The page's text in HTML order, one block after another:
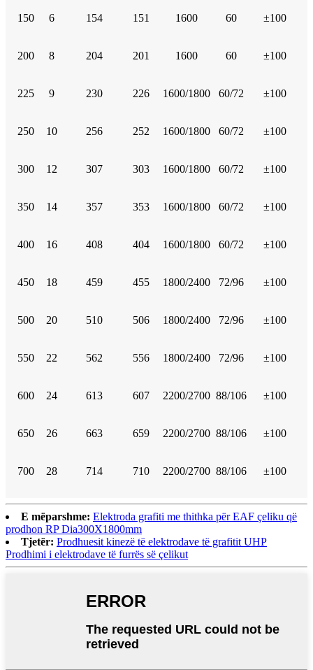
150 6 154 151 1600 60 ±100
200 8 204 201 1600 60 ±100
225 9 230 226 1600/1800 60/72 ±100
250 10 256 252 1600/1800 60/72 ±100
300 12 307 303 1600/1800 60/72 ±100
350 14 357 353 1600/1800 60/72 ±100
400 16 408 404 1600/1800 60/72 ±100
450 18 459 455 1800/2400 72/96 ±100
500 20 510 506 1800/2400 72/96 ±100
550 22 562 556 1800/2400 72/96 ±100
600 24 613 607 2200/2700 88/106 ±100
650 26 663 659 2200/2700 88/106 ±100
700 28 714 710 2200/2700 88/106 ±100
E mëparshme: Elektroda grafiti me thithka për EAF çeliku që
prodhon RP Dia300X1800mm
Tjetër: Prodhuesit kinezë të elektrodave të grafitit UHP
Prodhimi i elektrodave të furrës së çelikut